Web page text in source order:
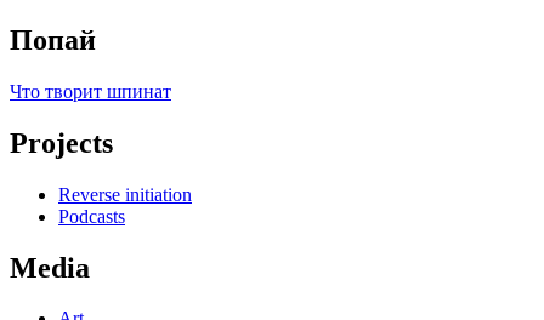
Попай
Что творит шпинат
Projects
Reverse initiation
Podcasts
Media